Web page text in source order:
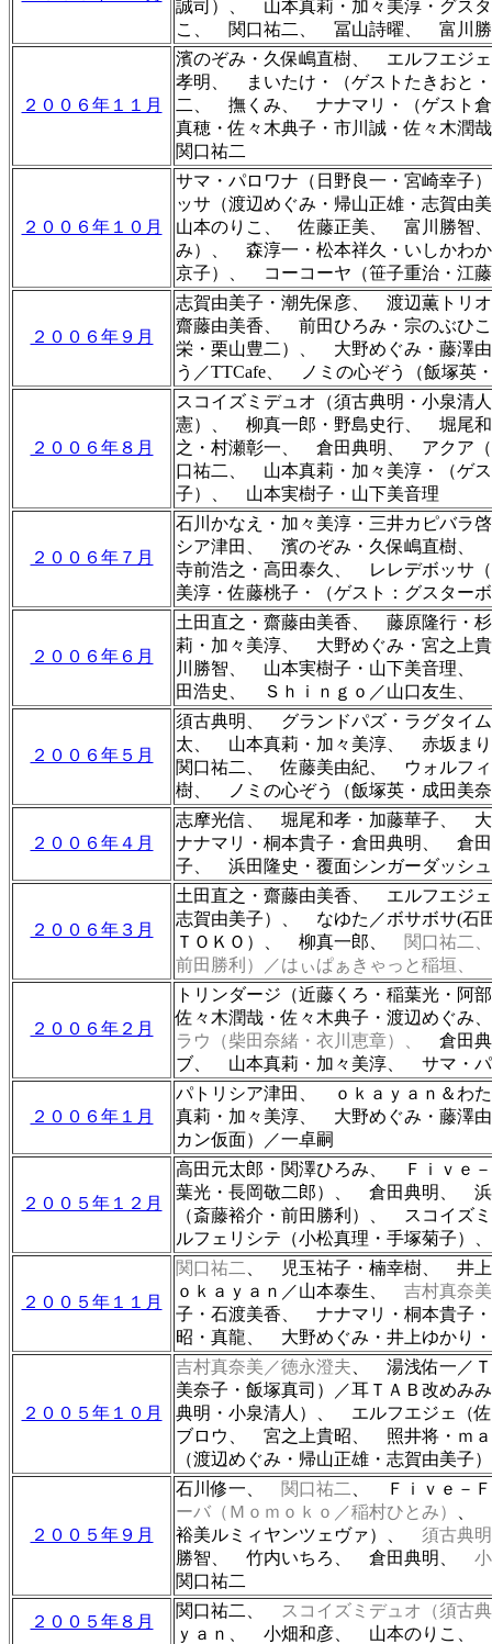
誠司）、 山本真莉・加々美淳・グ
こ、 関口祐二、 冨山詩曜、 富川
２００６年１１月
濱のぞみ・久保嶋直樹、 エルフエジ
孝明、 まいたけ・（ゲストたきお
二、 撫くみ、 ナナマリ・（ゲスト
真穂 ・佐々木典子 ・ 市川誠 ・佐々木潤哉
関口祐二
２００６年１０月
サマ・パロワナ（日野良一・宮崎幸子
ッサ（渡辺めぐみ・帰山正雄・志賀由
山本のりこ、 佐藤正美、 富川勝智
み）、 森淳一・松本祥久・いしかわ
京子）、 コーコーヤ（笹子重治・江
２００６年９月
志賀由美子・潮先保彦、 渡辺薫トリ
齋藤由美香、 前田ひろみ・宗のぶひ
栄・栗山豊二）、 大野めぐみ・藤澤
う／TTCafe、 ノミの心ぞう（飯塚英
２００６年８月
スコイズミデュオ（須古典明・小泉
憲）、 柳真一郎・野島史行 、 堀尾
之・村瀬彰一、 倉田典明
、 アクア
口祐二、 山本真莉・加々美淳・（ゲ
子）、 山本実樹子・山下美音理
２００６年７月
石川かなえ・加々美淳・三井カピバラ
シア津田、 濱のぞみ・久保嶋直樹
寺前浩之・高田泰久、
レレデボッサ
美淳・佐藤桃子・（ゲスト：グスタ
２００６年６月
土田直之・齋藤由美香
藤原隆行・
莉・加々美淳
大野めぐみ・宮之上
川勝智、 山本実樹子・山下美音理
田浩史、 Ｓｈｉｎｇｏ／山口友生
２００６年５月
須古典明
、 グランドパズ・ラグタイ
太、 山本真莉・加々美淳、 赤坂ま
関口祐二、 佐藤美由紀、 ウォルフ
樹、 ノミの心ぞう（飯塚英・成田美
２００６年４月
志摩光信、 堀尾和孝・加藤華子、
ナナマリ・桐本貴子・倉田典明、 倉
子、 浜田隆史・覆面シンガーダッシ
２００６年３月
土田直之・齋藤由美香 、 エルフエジ
志賀由美子）、 なゆた／ボサボサ(
ＴＯＫＯ）、 柳真一郎、 関口祐二
前田勝利）／はぃぱぁきゃっと稲垣、
２００６年２月
トリンダージ（近藤くろ・稲葉光・
佐々木潤哉・佐々木典子・渡辺めぐ
ラウ（柴田奈緒・衣川恵章）、 倉田
ブ、 山本真莉・加々美淳、 サマ・
２００６年１月
パトリシア津田、 ｏｋａｙａｎ＆
真莉・加々美淳、 大野めぐみ・藤澤
カン仮面）／一卓嗣
２００５年１２月
高田元太郎・関澤ひろみ 、 Ｆｉｖｅ
葉光・長岡敬二郎）、 倉田典明
、
（斎藤裕介・前田勝利）、 スコイ
ルフェリシテ（小松真理・手塚菊子
２００５年１１月
関口祐二
、 児玉祐子・楠幸樹、 井
ｏｋａｙａｎ／山本泰生、 吉村真奈
子・石渡美香、 ナナマリ・桐本貴
昭・真龍、 大野めぐみ・井上ゆかり
２００５年１０月
吉村真奈美／徳永澄夫 、 湯浅佑一／
美奈子・飯塚真司）／耳ＴＡＢ改めみ
典明・小泉清人）
、 エルフエジェ（
ブロウ、 宮之上貴昭、 照井将・ｍ
（渡辺めぐみ・帰山正雄・志賀由美子
２００５年９月
石川修一、 関口祐二
、 Ｆｉｖｅ－
ーバ（Ｍｏｍｏｋｏ／稲村ひとみ）
裕美ルミィヤンツェヴァ）、 須古典
勝智、 竹内いちろ、 倉田典明
関口祐二
２００５年８月
関口祐二、
スコイズミデュオ（須古
ｙａｎ、 小畑和彦、 山本のりこ